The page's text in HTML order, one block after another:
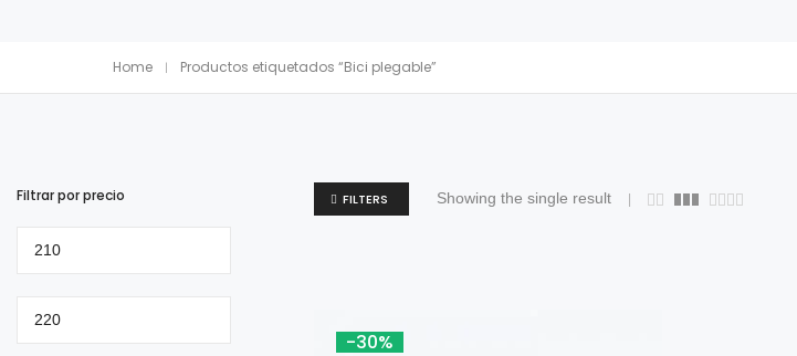
Home Productos etiquetados “Bici plegable”
Showing the single result
FILTERS
-30%
Filtrar por precio
mínimo
máximo